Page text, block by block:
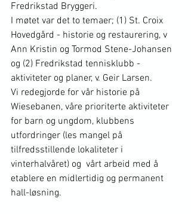
Fredrikstad Bryggeri.
I møtet var det to temaer; (1) St. Croix
Hovedgård - historie og restaurering, v
Ann Kristin og Tormod Stene-Johansen
og (2) Fredrikstad tennisklubb -
aktiviteter og planer, v. Geir Larsen.
Vi redegjorde for vår historie på
Wiesebanen, våre prioriterte aktiviteter
for barn og ungdom, klubbens
utfordringer (les mangel på
tilfredsstillende lokaliteter i
vinterhalvåret) og  vårt arbeid med å
etablere en midlertidig og permanent
hall-løsning.